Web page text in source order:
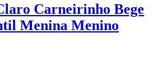
Carneirinho Bege
Menina Menino